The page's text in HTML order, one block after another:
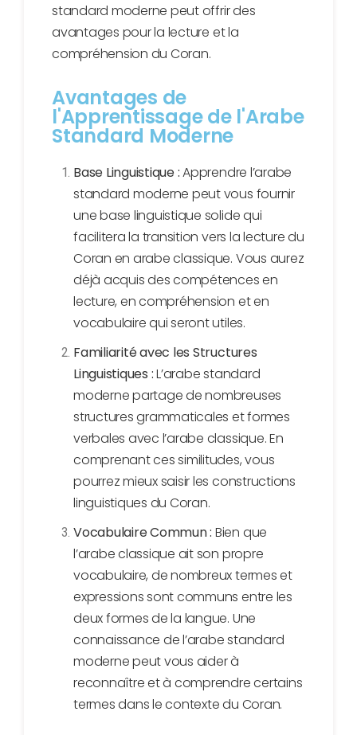
standard moderne peut offrir des
avantages pour la lecture et la
compréhension du Coran.
Avantages de
l'Apprentissage de l'Arabe
Standard Moderne
Base Linguistique :Apprendre l’arabe
standard moderne peut vous fournir
une base linguistique solide qui
facilitera la transition vers la lecture du
Coran en arabe classique. Vous aurez
déjà acquis des compétences en
lecture, en compréhension et en
vocabulaire qui seront utiles.
Familiarité avec les Structures
Linguistiques :L’arabe standard
moderne partage de nombreuses
structures grammaticales et formes
verbales avec l’arabe classique. En
comprenant ces similitudes, vous
pourrez mieux saisir les constructions
linguistiques du Coran.
Vocabulaire Commun : Bien que
l’arabe classique ait son propre
vocabulaire, de nombreux termes et
expressions sont communs entre les
deux formes de la langue. Une
connaissance de l’arabe standard
moderne peut vous aider à
reconnaître et à comprendre certains
termes dans le contexte du Coran.